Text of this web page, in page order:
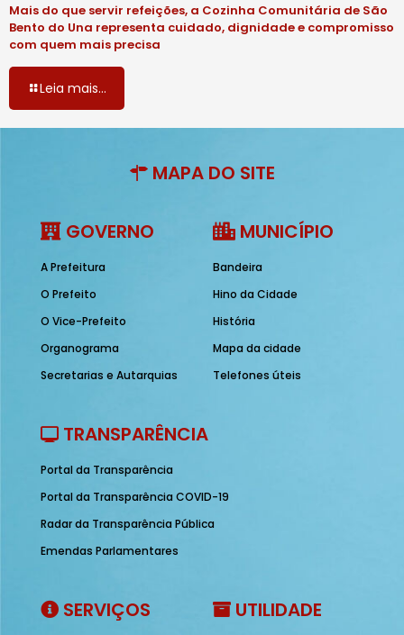
Mais do que servir refeições, a Cozinha Comunitária de São
Bento do Una representa cuidado, dignidade e compromisso
com quem mais precisa
Leia mais...
MAPA DO SITE
GOVERNO
A Prefeitura
O Prefeito
O Vice-Prefeito
Organograma
Secretarias e Autarquias
MUNICÍPIO
Bandeira
Hino da Cidade
História
Mapa da cidade
Telefones úteis
TRANSPARÊNCIA
Portal da Transparência
Portal da Transparência COVID-19
Radar da Transparência Pública
Emendas Parlamentares
SERVIÇOS UTILIDADE